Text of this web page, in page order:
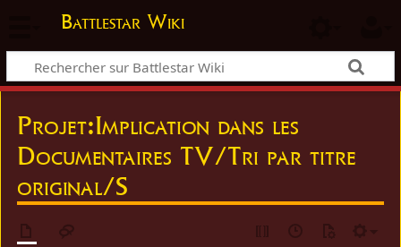
Battlestar Wiki
Projet:Implication dans les
Documentaires TV/Tri par titre
original/S